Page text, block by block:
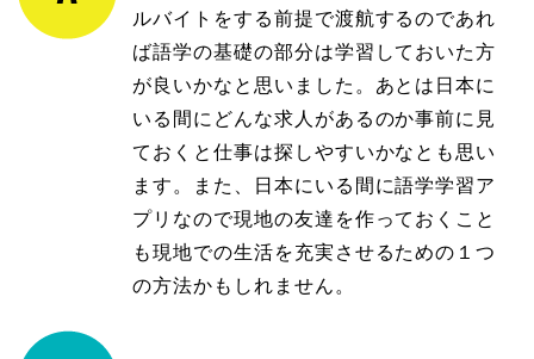
ルバイトをする前提で渡航するのであれ
ば語学の基礎の部分は学習しておいた方
が良いかなと思いました。あとは日本に
いる間にどんな求人があるのか事前に見
ておくと仕事は探しやすいかなとも思い
ます。また、日本にいる間に語学学習ア
プリなので現地の友達を作っておくこと
も現地での生活を充実させるための１つ
の方法かもしれません。